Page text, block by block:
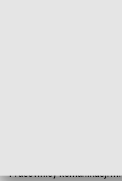
Pracownicy komunikacji